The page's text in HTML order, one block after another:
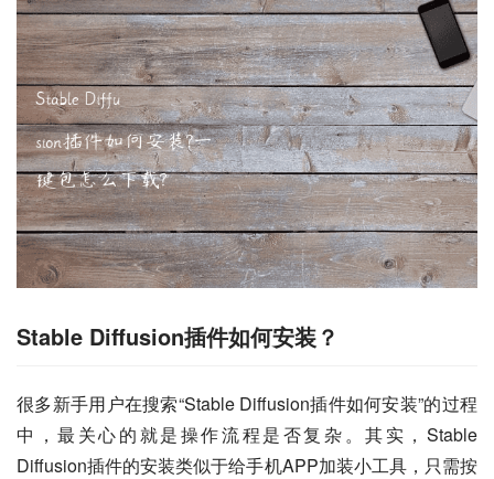
Stable Diffusion插件如何安装？
很多新手用户在搜索“Stable Diffusion插件如何安装”的过程
中，最关心的就是操作流程是否复杂。其实，Stable
Diffusion插件的安装类似于给手机APP加装小工具，只需按